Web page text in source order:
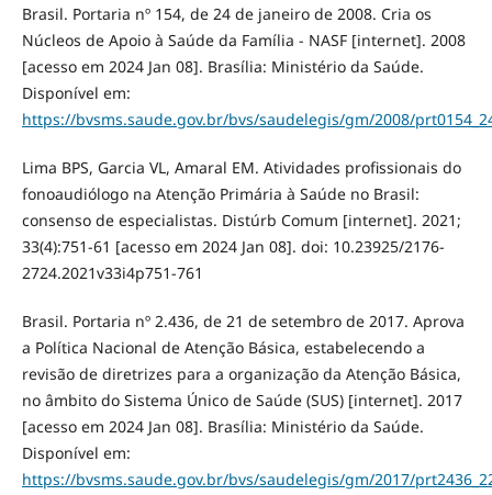
Brasil. Portaria nº 154, de 24 de janeiro de 2008. Cria os
Núcleos de Apoio à Saúde da Família - NASF [internet]. 2008
[acesso em 2024 Jan 08]. Brasília: Ministério da Saúde.
Disponível em:
https://bvsms.saude.gov.br/bvs/saudelegis/gm/2008/
Lima BPS, Garcia VL, Amaral EM. Atividades profissionais do
fonoaudiólogo na Atenção Primária à Saúde no Brasil:
consenso de especialistas. Distúrb Comum [internet]. 2021;
33(4):751-61 [acesso em 2024 Jan 08]. doi: 10.23925/2176-
2724.2021v33i4p751-761
Brasil. Portaria nº 2.436, de 21 de setembro de 2017. Aprova
a Política Nacional de Atenção Básica, estabelecendo a
revisão de diretrizes para a organização da Atenção Básica,
no âmbito do Sistema Único de Saúde (SUS) [internet]. 2017
[acesso em 2024 Jan 08]. Brasília: Ministério da Saúde.
Disponível em:
https://bvsms.saude.gov.br/bvs/saudelegis/gm/2017/